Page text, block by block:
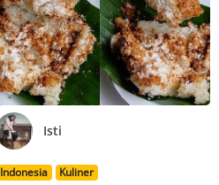
Isti
Indonesia Kuliner